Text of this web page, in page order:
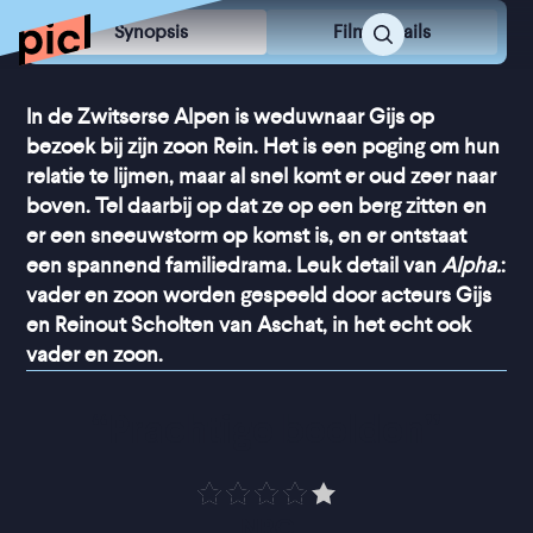
Synopsis Film Details
In de Zwitserse Alpen is weduwnaar Gijs op
bezoek bij zijn zoon Rein. Het is een poging om hun
relatie te lijmen, maar al snel komt er oud zeer naar
boven. Tel daarbij op dat ze op een berg zitten en
er een sneeuwstorm op komst is, en er ontstaat
een spannend familiedrama. Leuk detail vanAlpha.:
vader en zoon worden gespeeld door acteurs Gijs
en Reinout Scholten van Aschat, in het echt ook
vader en zoon.